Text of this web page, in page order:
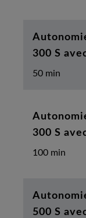
300 S
50 min
300 S
100 min
500 S